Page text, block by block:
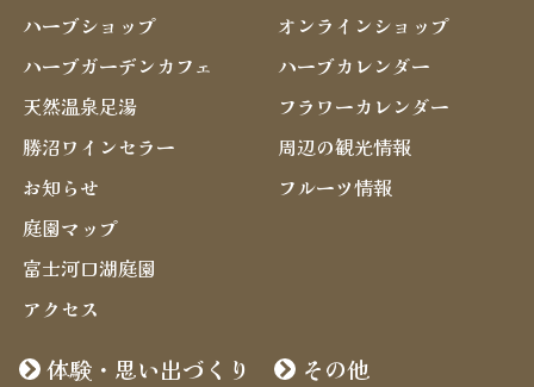
ハーブショップ
ハーブガーデンカフェ
天然温泉足湯
勝沼ワインセラー
お知らせ
庭園マップ
富士河口湖庭園
アクセス
オンラインショップ
ハーブカレンダー
フラワーカレンダー
周辺の観光情報
フルーツ情報
体験・思い出づくり その他